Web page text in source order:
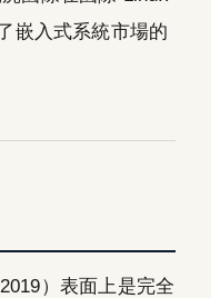
嵌入式系統市場的
）表面上是完全